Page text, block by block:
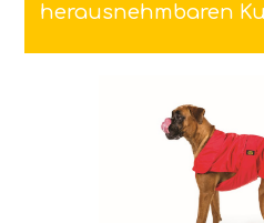
herausnehmbaren